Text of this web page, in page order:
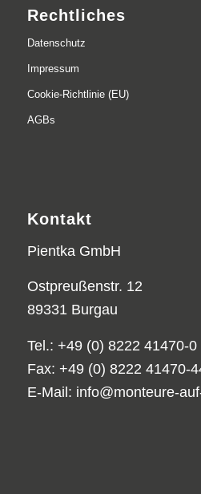
Rechtliches
Datenschutz
Impressum
Cookie-Richtlinie (EU)
AGBs
Kontakt
Pientka GmbH
Ostpreußenstr. 12
89331 Burgau
Tel.: +49 (0) 8222 41470-0
Fax: +49 (0) 8222 41470-
E-Mail: info@monteure-